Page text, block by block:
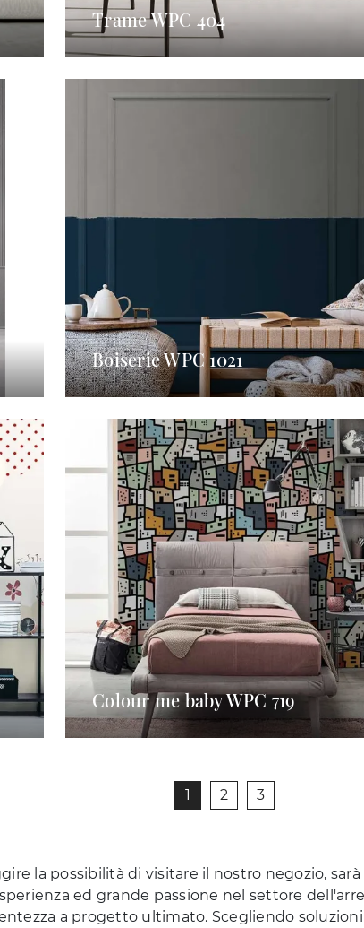
Trame WPC 404
Boiserie WPC 1021
Colour me baby WPC 719
1 2 3
la possibilità di visitare il nostro negozio,
ed grande passione nel settore
a progetto ultimato. Scegliendo